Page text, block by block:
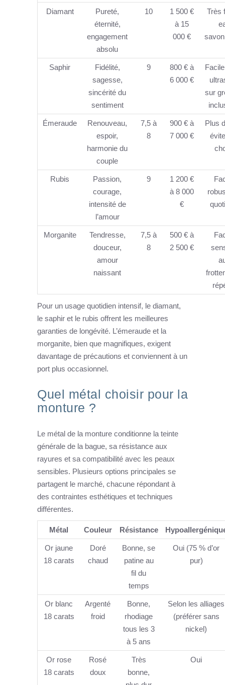
Diamant
Pureté,
éternité,
engagement
absolu
10
1 500 €
à 15
000 €
Très
Saphir
Fidélité,
sagesse,
sincérité du
sentiment
9
800 € à
6 000 €
sur
Émeraude
Renouveau,
espoir,
harmonie du
couple
7,5 à
8
900 € à
7 000 €
Plus
Rubis
Passion,
courage,
intensité de
l’amour
9
1 200 €
à 8 000
€
Morganite
Tendresse,
douceur,
amour
naissant
7,5 à
8
500 € à
2 500 €
Pour un usage quotidien intensif, le diamant,
le saphir et le rubis offrent les meilleures
garanties de longévité. L’émeraude et la
morganite, bien que magnifiques, exigent
davantage de précautions et conviennent à un
port plus occasionnel.
Quel métal choisir pour la
monture ?
Le métal de la monture conditionne la teinte
générale de la bague, sa résistance aux
rayures et sa compatibilité avec les peaux
sensibles. Plusieurs options principales se
partagent le marché, chacune répondant à
des contraintes esthétiques et techniques
différentes.
Métal Couleur Résistance
Or jaune
18 carats
Doré
chaud
Bonne, se
patine au
fil du
temps
Oui (75 % d’or
pur)
Or blanc
18 carats
Argenté
froid
Bonne,
rhodiage
tous les 3
à 5 ans
Selon les alliages
(préférer sans
nickel)
Or rose
18 carats
Rosé
doux
Très
bonne,
Oui